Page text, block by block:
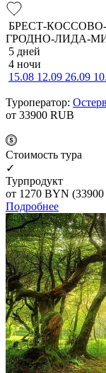
БРЕСТ-
ГРОДНО-ЛИДА-
5 дней
4 ночи
15.08 12.09 26.09
Туроператор:
от 33900 RUB
Cтоимость тура
✓
Турпродукт
от 1270 BYN
Подробнее